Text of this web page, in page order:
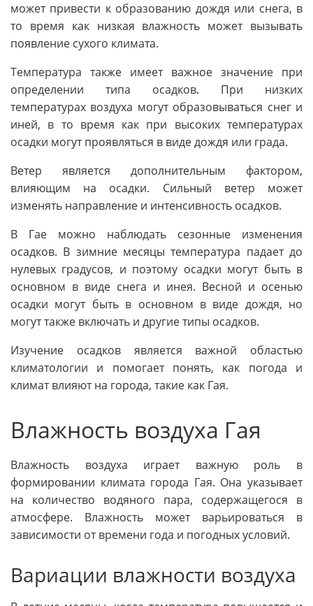
может привести к образованию дождя или снега, в
то время как низкая влажность может вызывать
появление сухого климата.
Температура также имеет важное значение при
определении типа осадков. При низких
температурах воздуха могут образовываться снег и
иней, в то время как при высоких температурах
осадки могут проявляться в виде дождя или града.
Ветер является дополнительным фактором,
влияющим на осадки. Сильный ветер может
изменять направление и интенсивность осадков.
В Гае можно наблюдать сезонные изменения
осадков. В зимние месяцы температура падает до
нулевых градусов, и поэтому осадки могут быть в
основном в виде снега и инея. Весной и осенью
осадки могут быть в основном в виде дождя, но
могут также включать и другие типы осадков.
Изучение осадков является важной областью
климатологии и помогает понять, как погода и
климат влияют на города, такие как Гая.
Влажность воздуха Гая
Влажность воздуха играет важную роль в
формировании климата города Гая. Она указывает
на количество водяного пара, содержащегося в
атмосфере. Влажность может варьироваться в
зависимости от времени года и погодных условий.
Вариации влажности воздуха